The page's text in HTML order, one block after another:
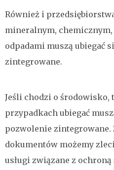
Również i
mineralnym, chemicznym,
odpadami muszą ubiegać
zintegrowane.
Jeśli chodzi o
przypadkach ubiegać
pozwolenie zintegrowane.
dokumentów możemy
usługi związane z